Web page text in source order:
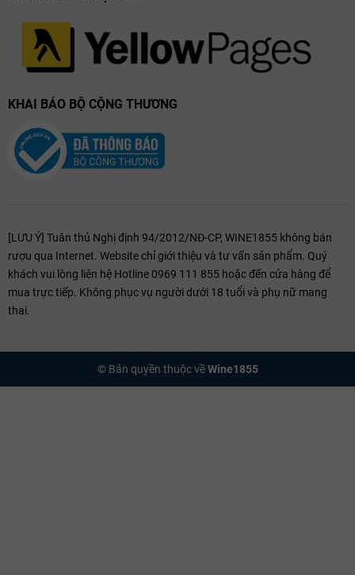
KHAI BÁO BỘ CỘNG THƯƠNG
[LƯU Ý] Tuân thủ Nghị định 94/2012/NĐ-CP, WINE1855 không bán
rượu qua Internet. Website chỉ giới thiệu và tư vấn sản phẩm. Quý
khách vui lòng liên hệ Hotline 0969 111 855 hoặc đến cửa hàng để
mua trực tiếp. Không phục vụ người dưới 18 tuổi và phụ nữ mang
thai.
© Bản quyền thuộc vềWine1855